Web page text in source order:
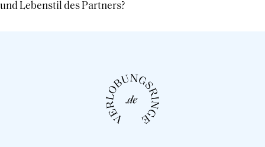
und Lebenstil des Partners?